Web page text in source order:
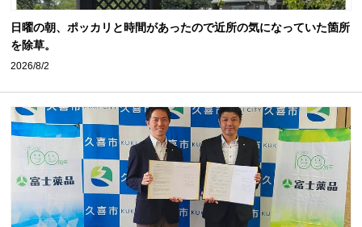
日曜の朝、ポッカリと時間があったので近所の気になっていた箇所
を除草。
2026/8/2